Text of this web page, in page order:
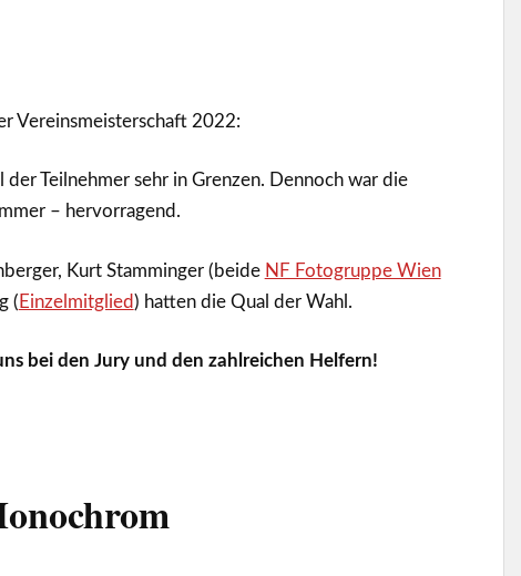
Vereinsmeisterschaft 2022:
der Teilnehmer sehr in Grenzen. Dennoch war die
– hervorragend.
Kurt Stamminger (beide NF Fotogruppe Wien
( Einzelmitglied ) hatten die Qual der Wahl.
bei den Jury und den zahlreichen Helfern!